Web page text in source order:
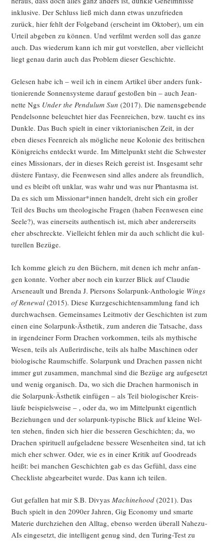
inklu­si­ve. Der Schluss ließ mich dann etwas unzu­frie­den
zurück, hier fehlt der Fol­ge­band (erscheint im Okto­ber), um ein
Urteil abge­ben zu kön­nen. Und ver­filmt wer­den soll das gan­ze
auch. Das wie­der­um kann ich mir gut vor­stel­len, aber viel­leicht
liegt genau dar­in auch das Pro­blem die­ser Geschichte.
Gele­sen habe ich – weil ich in einem Arti­kel über anders funk­
tio­nie­ren­de Son­nen­sys­te­me dar­auf gesto­ßen bin – auch Jean­
nette Ngs Under the Pen­dulum Sun (2017). Die namens­ge­ben­de
Pen­dels­on­ne beleuch­tet hier das Feen­rei­chen, bzw. taucht es ins
Dunk­le. Das Buch spielt in einer vik­to­ria­ni­schen Zeit, in der
eben die­ses Feen­reich als mög­li­che neue Kolo­nie des bri­ti­schen
König­reichs ent­deckt wur­de. Im Mit­tel­punkt steht die Schwes­ter
eines Mis­sio­nars, der in die­ses Reich gereist ist. Ins­ge­samt sehr
düs­te­re Fan­ta­sy, die Feen­we­sen sind alles ande­re als freund­lich,
und es bleibt oft unklar, was wahr und was nur Phan­tas­ma ist.
Da es sich um Missionar*innen han­delt, dreht sich ein gro­ßer
Teil des Buchs um theo­lo­gi­sche Fra­gen (haben Feen­we­sen eine
See­le?), was einer­seits authen­tisch ist, mich aber ande­rer­seits
eher abschreck­te. Viel­leicht feh­len mir da auch schlicht die kul­
tu­rel­len Bezüge.
Ich kom­me gleich zu den Büchern, mit denen ich mehr anfan­
gen konn­te. Vor­her aber noch ein kur­zer Blick auf Clau­die
Arsene­ault und Bren­da J. Pier­sons Solar­punk-Antho­lo­gie Wings
of Rene­wal(2015). Die­se Kurz­ge­schich­ten­samm­lung fand ich
durch­wach­sen. Gemein­sa­mes Leit­mo­tiv der Geschich­ten ist zum
einen eine Solar­punk-Ästhe­tik, zum ande­ren die Tat­sa­che, dass
in irgend­ei­ner Form Dra­chen vor­kom­men, teils als mythi­sche
Wesen, teils als Außer­ir­di­sche, teils als hal­be Maschi­nen oder
bio­lo­gi­sche Raum­schif­fe. Solar­punk und Dra­chen pas­sen nicht
immer gut zusam­men, manch­mal sind die Bezü­ge arg auf­ge­setzt
und wenig orga­nisch. Da, wo sich die Dra­chen har­mo­nisch in
die Solar­punk-Ästhe­tik ein­fü­gen – als Teil bio­lo­gi­scher Kreis­
läu­fe bei­spiels­wei­se – , oder da, wo im Mit­tel­punkt eigent­lich
Bezie­hun­gen und der solar­punk-typi­sche Blick auf klei­ne Wel­
ten ste­hen, fin­den sich hier die bes­se­ren Geschich­ten; da, wo
Dra­chen spi­ri­tu­ell auf­ge­la­de­ne bes­se­re Wesen­hei­ten sind, tat ich
mich eher schwer. Oder, wie es in einer Kri­tik auf Good­reads
heißt: bei man­chen Geschich­ten gab es das Gefühl, dass eine
Check­lis­te abge­ar­bei­tet wur­de. Das kann ich teilen.
Gut gefal­len hat mir S.B. Divyas Machi­ne­hood(2021). Das
Buch spielt in den 2090er Jah­ren, Gig Eco­no­my und smar­te
Mate­rie durch­zie­hen den All­tag, eben­so wer­den über­all Nahe­zu-
AIs ein­ge­setzt, die intel­li­gent genug sind, den Turing-Test zu